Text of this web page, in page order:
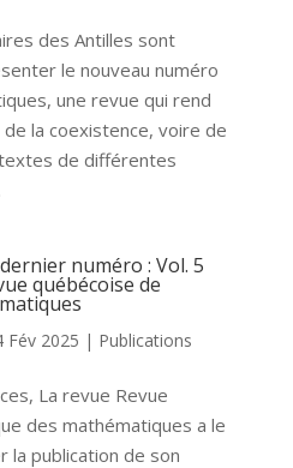
des Antilles sont
le nouveau numéro
une revue qui rend
la coexistence, voire de
de différentes
numéro : Vol. 5
québécoise de
Fév 2025 | Publications
La revue Revue
des mathématiques a le
la publication de son